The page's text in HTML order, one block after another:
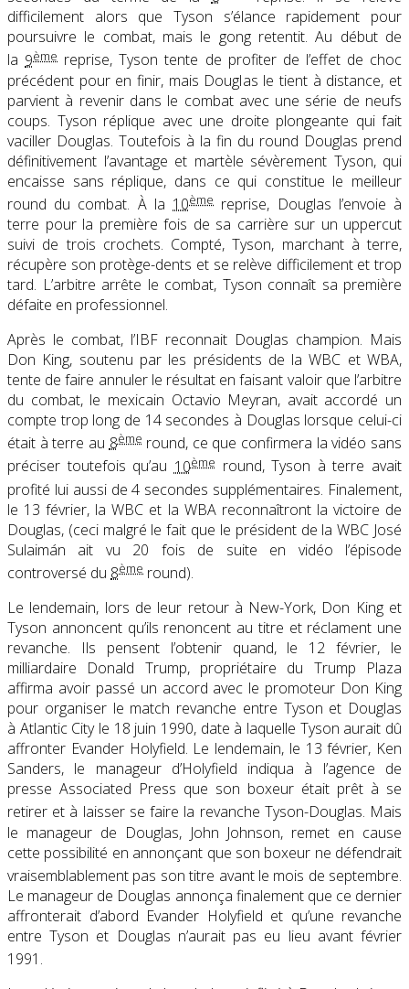
difficilement alors que Tyson s’élance rapidement pour
poursuivre le combat, mais le gong retentit. Au début de
la 9ème reprise, Tyson tente de profiter de l’effet de choc
précédent pour en finir, mais Douglas le tient à distance, et
parvient à revenir dans le combat avec une série de neufs
coups. Tyson réplique avec une droite plongeante qui fait
vaciller Douglas. Toutefois à la fin du round Douglas prend
définitivement l’avantage et martèle sévèrement Tyson, qui
encaisse sans réplique, dans ce qui constitue le meilleur
round du combat. À la 10ème reprise, Douglas l’envoie à
terre pour la première fois de sa carrière sur un uppercut
suivi de trois crochets. Compté, Tyson, marchant à terre,
récupère son protège-dents et se relève difficilement et trop
tard. L’arbitre arrête le combat, Tyson connaît sa première
défaite en professionnel.
Après le combat, l’IBF reconnait Douglas champion. Mais
Don King, soutenu par les présidents de la WBC et WBA,
tente de faire annuler le résultat en faisant valoir que l’arbitre
du combat, le mexicain Octavio Meyran, avait accordé un
compte trop long de 14 secondes à Douglas lorsque celui-ci
était à terre au8ème round, ce que confirmera la vidéo sans
préciser toutefois qu’au 10ème round, Tyson à terre avait
profité lui aussi de 4 secondes supplémentaires. Finalement,
le 13 février, la WBC et la WBA reconnaîtront la victoire de
Douglas, (ceci malgré le fait que le président de la WBC José
Sulaimán ait vu 20 fois de suite en vidéo l’épisode
controversé du 8ème round).
Le lendemain, lors de leur retour à New-York, Don King et
Tyson annoncent qu’ils renoncent au titre et réclament une
revanche. Ils pensent l’obtenir quand, le 12 février, le
milliardaire Donald Trump, propriétaire du Trump Plaza
affirma avoir passé un accord avec le promoteur Don King
pour organiser le match revanche entre Tyson et Douglas
à Atlantic City le 18 juin 1990, date à laquelle Tyson aurait dû
affronter Evander Holyfield. Le lendemain, le 13 février, Ken
Sanders, le manageur d’Holyfield indiqua à l’agence de
presse Associated Press que son boxeur était prêt à se
retirer et à laisser se faire la revanche Tyson-Douglas. Mais
le manageur de Douglas, John Johnson, remet en cause
cette possibilité en annonçant que son boxeur ne défendrait
vraisemblablement pas son titre avant le mois de septembre.
Le manageur de Douglas annonça finalement que ce dernier
affronterait d’abord Evander Holyfield et qu’une revanche
entre Tyson et Douglas n’aurait pas eu lieu avant février
1991 .